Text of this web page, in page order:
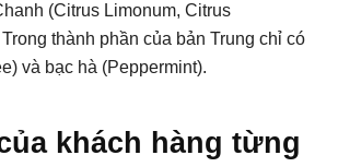
(Citrus Limonum, Citrus
thành phần của bản Trung chỉ có
và bạc hà (Peppermint).
khách hàng từng